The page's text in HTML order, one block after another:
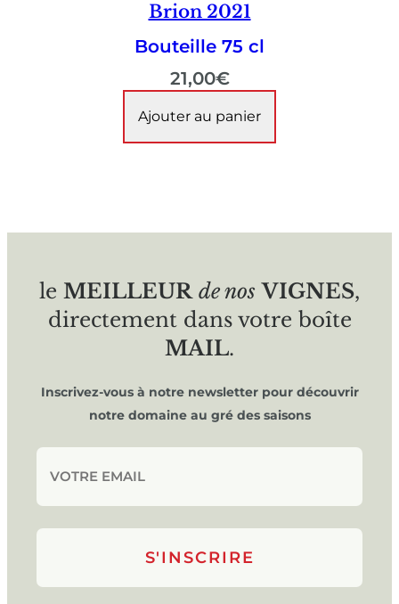
Brion 2021
Bouteille 75 cl
21,00€
Ajouter au panier
le MEILLEUR de nos VIGNES,
directement dans votre boîte
MAIL.
Inscrivez-vous à notre newsletter pour découvrir
notre domaine au gré des saisons